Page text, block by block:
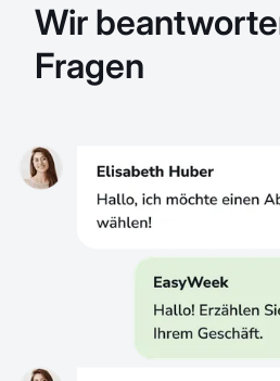
Wir
Fragen